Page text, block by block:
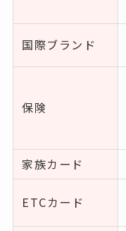
国際ブランド
保険
家族カード
ETCカード